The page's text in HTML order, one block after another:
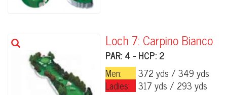
Loch 7: Carpino Bianco
PAR: 4 - HCP: 2
Men:
372 yds / 349 yds
Ladies: 317 yds / 293 yds